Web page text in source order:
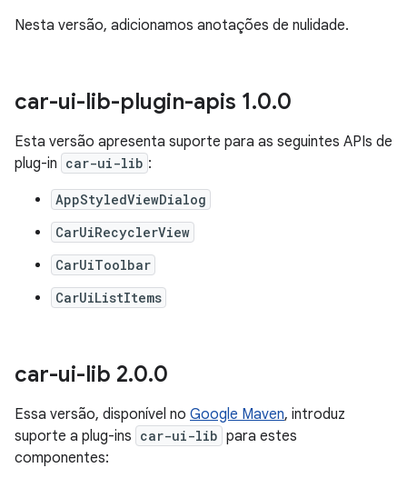
Nesta versão, adicionamos anotações de nulidade.
car-ui-lib-plugin-apis 1.0.0
Esta versão apresenta suporte para as seguintes APIs de
plug-in car-ui-lib :
AppStyledViewDialog
CarUiRecyclerView
CarUiToolbar
CarUiListItems
car-ui-lib 2.0.0
Essa versão, disponível no Google Maven, introduz
suporte a plug-ins car-ui-lib para estes
componentes: